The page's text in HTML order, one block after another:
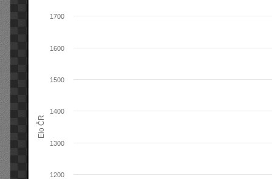
Elo ČR
1200
1300
1400
1500
1600
1700